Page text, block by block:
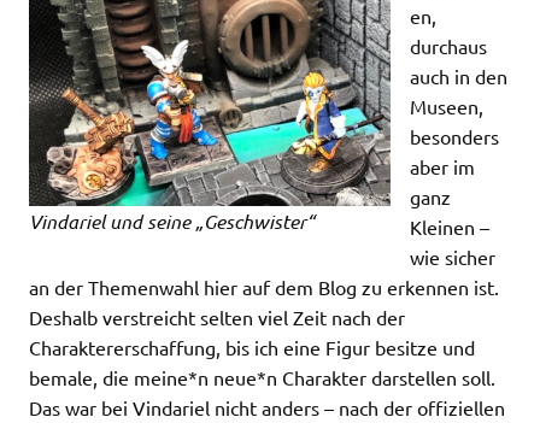
Vindariel und seine „Geschwister“
en,
durchaus
auch in den
Museen,
besonders
aber im
ganz
Kleinen –
wie sicher
an der Themenwahl hier auf dem Blog zu erkennen ist.
Deshalb verstreicht selten viel Zeit nach der
Charaktererschaffung, bis ich eine Figur besitze und
bemale, die meine*n neue*n Charakter darstellen soll.
Das war bei Vindariel nicht anders – nach der offiziellen